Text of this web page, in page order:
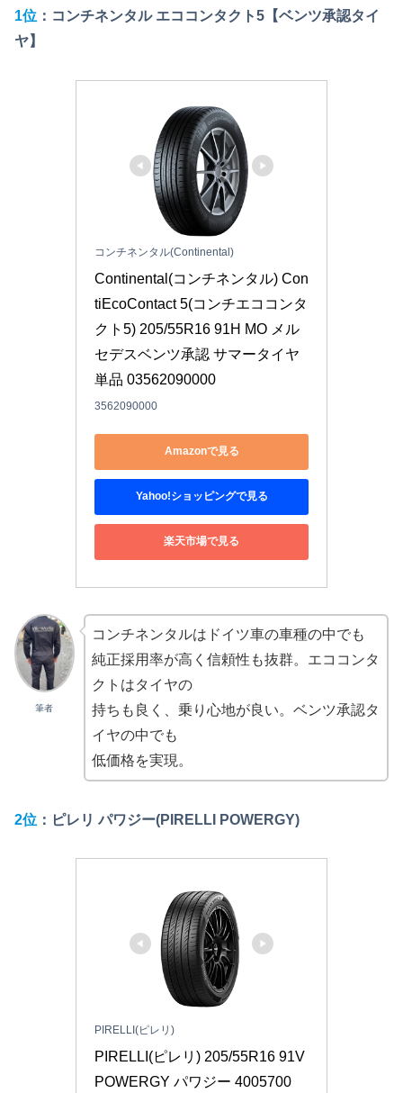
1位 ：コンチネンタル エココンタクト5 【ベンツ承認タイ
ヤ】
コンチネンタル(Continental)
Continental(コンチネンタル) Con
tiEcoContact 5(コンチエココンタ
クト5) 205/55R16 91H MO メル
セデスベンツ承認 サマータイヤ
単品 03562090000
3562090000
Amazonで見る
Yahoo!ショッピングで見る
楽天市場で見る
筆者
コンチネンタルはドイツ車の車種の中でも
純正採用率が高く信頼性も抜群。エココンタ
クトはタイヤの
持ちも良く、乗り心地が良い。ベンツ承認タ
イヤの中でも
低価格を実現。
2位 ：ピレリ パワジー(PIRELLI POWERGY)
PIRELLI(ピレリ)
PIRELLI(ピレリ) 205/55R16 91V
POWERGY パワジー 4005700